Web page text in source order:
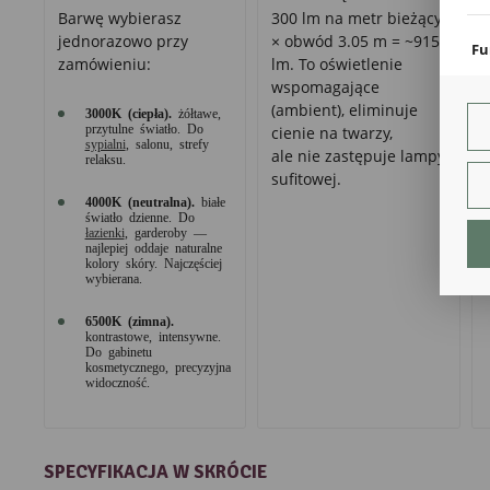
Barwę wybierasz
jednorazowo przy
zamówieniu:
3000K (ciepła).
żółtawe,
przytulne światło. Do
sypialni , salonu, strefy
relaksu.
4000K (neutralna).
białe
światło dzienne. Do
łazienki , garderoby —
najlepiej oddaje naturalne
kolory skóry. Najczęściej
wybierana.
6500K (zimna).
kontrastowe, intensywne.
Do gabinetu
kosmetycznego, precyzyjna
widoczność.
300 lm na metr bieżący
× obwód 3.05 m = ~915
lm. To oświetlenie
wspomagające
(ambient), eliminuje
cienie na twarzy,
ale nie zastępuje lampy
sufitowej.
SPECYFIKACJA W SKRÓCIE